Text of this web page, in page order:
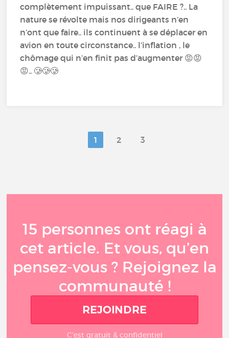
complètement impuissant.. que FAIRE ?.. La
nature se révolte mais nos dirigeants n’en
n’ont que faire.. ils continuent à se déplacer en
avion en toute circonstance.. l’inflation , le
chômage qui n’en finit pas d’augmenter 😡😡
😡.. 🥲🥲🥲
1 2 3
15 personnes ont réagi à
cet article. Et vous, qu’en
pensez-vous ? Rejoignez la
communauté !
REJOINDRE
C'est gratuit & confidentiel